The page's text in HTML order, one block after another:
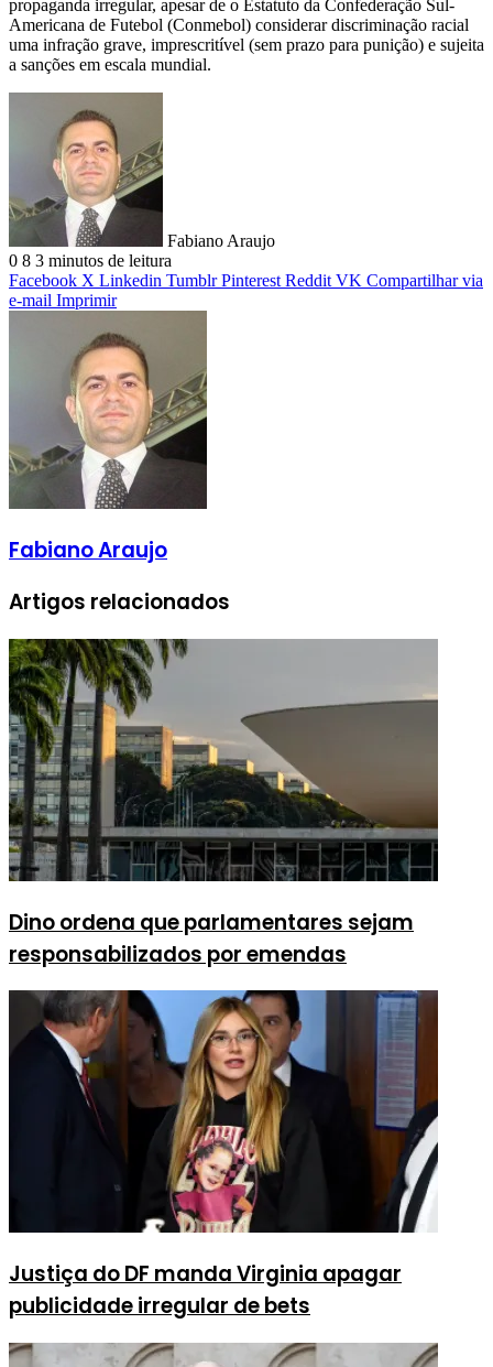
propaganda irregular, apesar de o Estatuto da Confederação Sul-
Americana de Futebol (Conmebol) considerar discriminação racial
uma infração grave, imprescritível (sem prazo para punição) e sujeita
a sanções em escala mundial.
Fabiano Araujo
0 8 3 minutos de leitura
Facebook X Linkedin Tumblr Pinterest Reddit VK Compartilhar via
e-mail Imprimir
Fabiano Araujo
Artigos relacionados
Dino ordena que parlamentares sejam
responsabilizados por emendas
Justiça do DF manda Virginia apagar
publicidade irregular de bets